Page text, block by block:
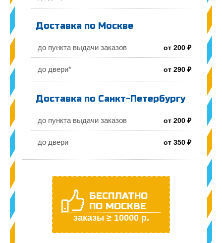
Доставка по Москве
до пункта выдачи заказов от 200 ₽
до двери* от 290 ₽
Доставка по Санкт-Петербургу
до пункта выдачи заказов от 200 ₽
до двери от 350 ₽
БЕСПЛАТНО
ПО МОСКВЕ
заказы ≥ 10000 р.